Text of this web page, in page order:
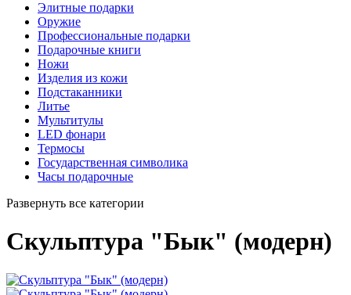
Элитные подарки
Оружие
Профессиональные подарки
Подарочные книги
Ножи
Изделия из кожи
Подстаканники
Литье
Мультитулы
LED фонари
Термосы
Государственная символика
Часы подарочные
Развернуть все категории
Скульптура "Бык" (модерн)